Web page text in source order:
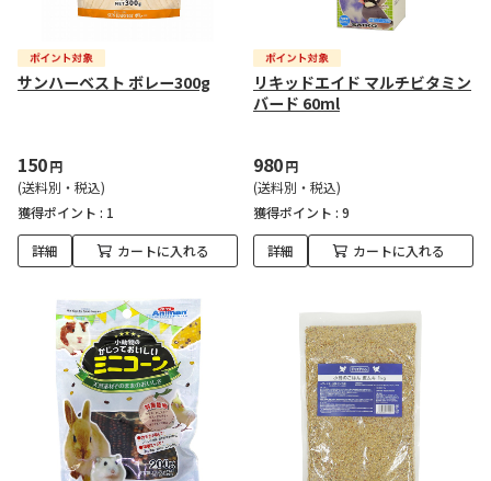
サンハーベスト ボレー300g
150円
(送料別・税込)
獲得ポイント : 1
詳細 カートに入れる
リキッドエイド マルチビタミン
バード 60ml
980円
(送料別・税込)
獲得ポイント : 9
詳細 カートに入れる